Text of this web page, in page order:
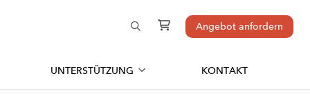
Angebot anfordern
UNTERSTÜTZUNG KONTAKT